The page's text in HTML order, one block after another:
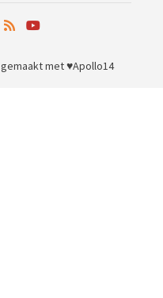
gemaakt met ♥Apollo14